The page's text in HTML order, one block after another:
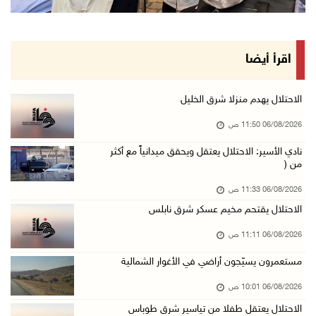
الاحتلال يعتقل 5 مواطنين من الخليل
الذهب عند أعلى مستوى له في 7 أسابيع
شؤون اللاجئين تدين عدوان الاحتلال على مخيم قل ...
06/آب/2026 09:36 ص
06/آب/2026 09:35 ص
الجريمة الثانية خلال ساعات: قتيل بإطلاق نار ف ...
06/آب/2026 09:27 ص
(محدث) الاحتلال يواصل عدوانه على مخيم قلنديا ...
اقرأ أيضا
الاحتلال يهدم منزلا شرق الخليل
06/08/2026 11:50 ص
نادي الأسير: الاحتلال يعتقل ويحقق ميدانياً مع أكثر
من (
06/08/2026 11:33 ص
الاحتلال يقتحم مخيم عسكر شرق نابلس
06/08/2026 11:11 ص
مستعمرون يسيّجون أراضي في الأغوار الشمالية
06/08/2026 10:01 ص
الاحتلال يعتقل طفلا من تياسير شرق طوباس